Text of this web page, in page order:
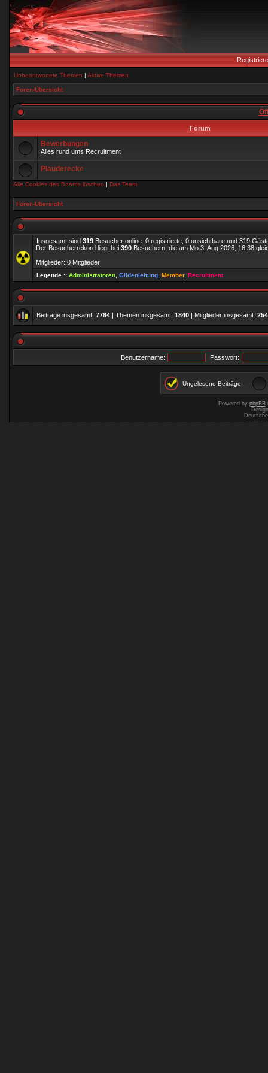
Unbeantwortete Themen | Aktive Themen
Foren-Übersicht
Forum
Bewerbungen
Alles rund ums Recruitment
Plauderecke
Alle Cookies des Boards löschen | Das Team
Foren-Übersicht
Insgesamt sind 319 Besucher online: 0 registrierte, 0 unsichtbare und 319
Der Besucherrekord liegt bei 390 Besuchern, die am Mo 3. Aug 2026, 16:38
Mitglieder: 0 Mitglieder
Legende :: Administratoren Gildenleitung Member, Recruitment
Beiträge insgesamt: 7784 | Themen insgesamt: 1840 | Mitglieder insgesamt:
Benutzername: Passwort:
Ungelesene Beiträge
Powered by phpBB